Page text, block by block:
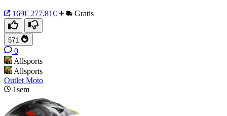
169€ 277.81€ Gratis
571
0
Allsports
Allsports
Outlet Moto
1sem